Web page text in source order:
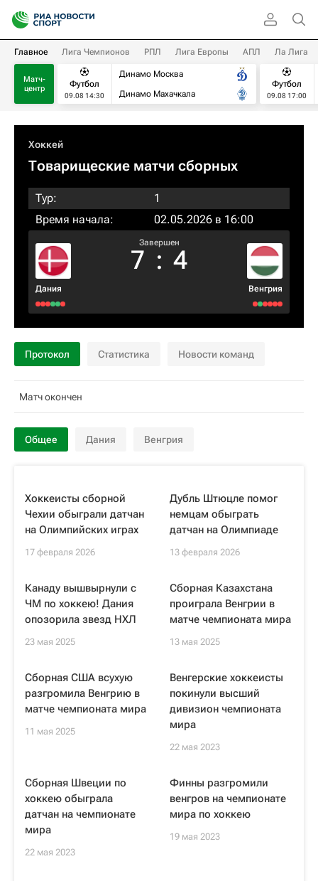
Главное Лига Чемпионов РПЛ Лига Европы АПЛ Ла Лига
Матч-
центр
Футбол
09.08 14:30
Динамо Москва
Динамо Махачкала
Футбол
09.08 17:00
Хоккей
Товарищеские матчи сборных
Тур:
1
Время начала:
02.05.2026 в 16:00
Дания
Завершен
7 : 4
Венгрия
Протокол Статистика Новости команд
Матч окончен
Общее Дания Венгрия
Хоккеисты сборной
Чехии обыграли датчан
на Олимпийских играх
17 февраля 2026
Дубль Штюцле помог
немцам обыграть
датчан на Олимпиаде
13 февраля 2026
Канаду вышвырнули с
ЧМ по хоккею! Дания
опозорила звезд НХЛ
23 мая 2025
Сборная Казахстана
проиграла Венгрии в
матче чемпионата мира
13 мая 2025
Сборная США всухую
разгромила Венгрию в
матче чемпионата мира
11 мая 2025
Венгерские хоккеисты
покинули высший
дивизион чемпионата
мира
22 мая 2023
Сборная Швеции по
хоккею обыграла
датчан на чемпионате
мира
22 мая 2023
Финны разгромили
венгров на чемпионате
мира по хоккею
19 мая 2023